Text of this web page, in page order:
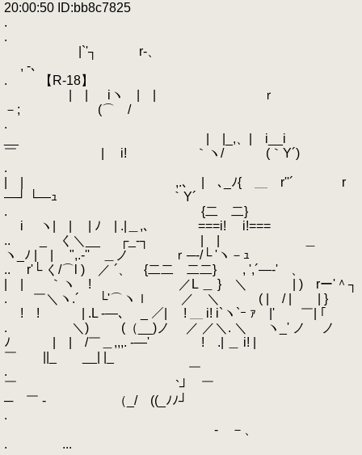
20:00:50 ID:bb8c7825
.
.
|`'┐ r-、
, -､
. 【R-18】
| | iヽ | | ｒ
－; (⌒ /
.
__ | |_,、| i__i
￣ゝ | i! ｀ヽ/ (｀Y´)
.
| | ,.､ | ､_ﾉ{ ＿ r''´ r
―┘ └―ｭ ｀Y´
. {二 二}
i ヽ| | | ﾉ | .|＿,､ ===i! i!===
.. _ く＼__ ┌_‐┐ | | ＿
ヽ_ﾉ | | ",.-'' ＿ノ ｒ─‐/└ 'ヽ－ｭ
.. r'└ く/⌒l ) ／ ´、 {二二 二二} , ',´―-' 、
| | ｀ヽ ! ／L ＿ } ＼ | ) rー'＾┐
. ￣＼ヽ.´ └'⌒ヽｌ ／ ＼ ( | / | | }
! ! | .L -―､ _ ／| ! ＿ i! i`ヽ`ｰ ｧ |' ￣| ｢
. ＼) (（__)ノ ／ ／＼. ＼ ヽ_' ノ ノ
ﾉ | | /￣＿,,,. -―' ! .| ＿ i! |
￣ ||_ __| |_
. ￣
￣ `┘ ￣
─ ￣ - （_/ ((_ﾉﾉ┘
.
- －、
. ...